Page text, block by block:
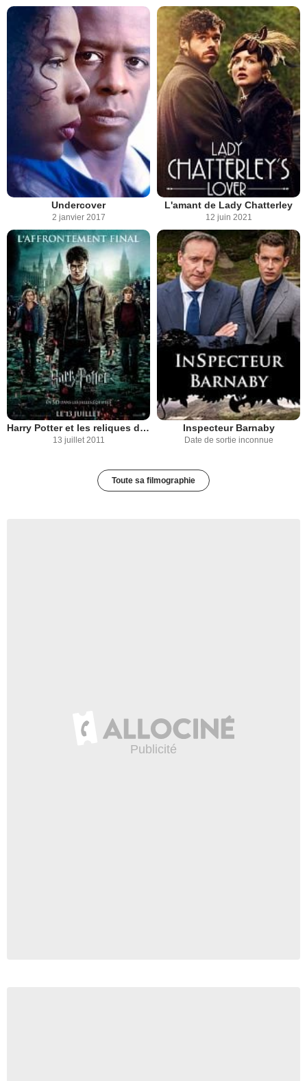
Undercover
2 janvier 2017
L'amant de Lady Chatterley
12 juin 2021
Harry Potter et les reliques de la mort - partie 2
13 juillet 2011
Inspecteur Barnaby
Date de sortie inconnue
Toute sa filmographie